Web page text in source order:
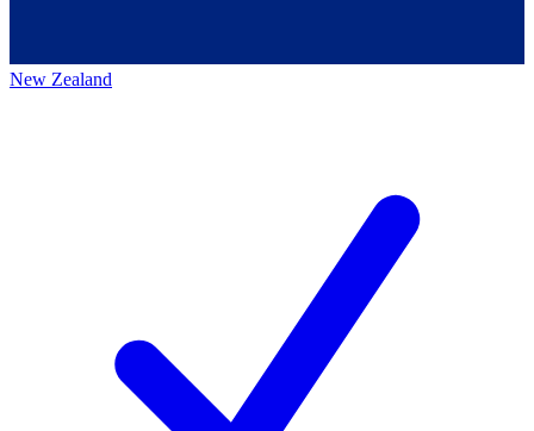
New Zealand